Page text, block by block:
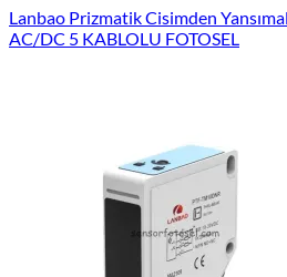
Lanbao Prizmatik Cisimden
AC/DC 5 KABLOLU FOTOSEL